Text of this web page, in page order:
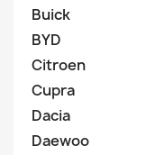
Buick
BYD
Citroen
Cupra
Dacia
Daewoo